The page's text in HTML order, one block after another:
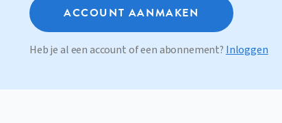
ACCOUNT AANMAKEN
Heb je al een account of een abonnement? Inloggen